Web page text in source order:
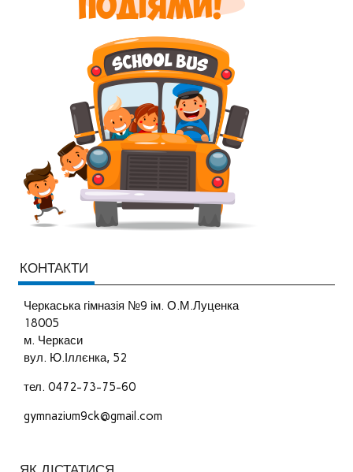
КОНТАКТИ
Черкаська гімназія №9 ім. О.М.Луценка
18005
м. Черкаси
вул. Ю.Іллєнка, 52
тел. 0472-73-75-60
gymnazium9ck@gmail.com